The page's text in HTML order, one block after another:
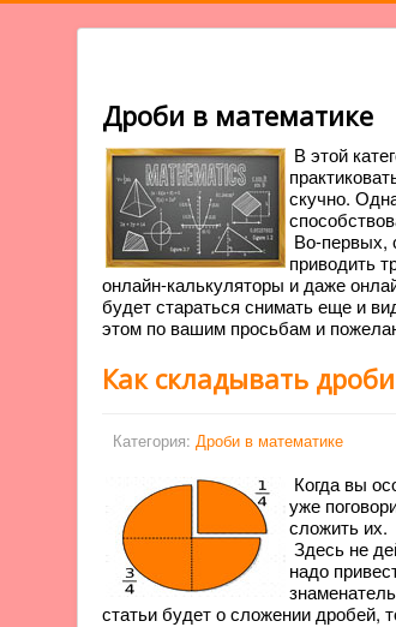
Дроби в математике
В этой
скучно.
Во-первых,
приводить
онлайн-калькуляторы и даже
будет стараться снимать еще и
этом по вашим просьбам и
Как складывать
Категория:Дроби в математике
Когда вы
уже
сложить их.
Здесь не
надо
статьи будет о сложении дробей,